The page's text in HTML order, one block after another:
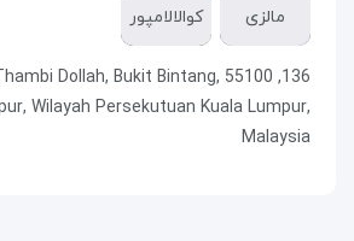
مالزی کوالالامپور
Thambi Dollah, Bukit Bintang, 55100
Wilayah Persekutuan Kuala Lumpur,
Malaysia